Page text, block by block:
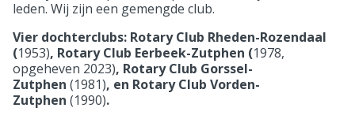
leden. Wij zijn een gemengde club.
Vier dochterclubs: Rotary Club Rheden-Rozendaal
(1953), Rotary Club Eerbeek-Zutphen (1978,
opgeheven 2023), Rotary Club Gorssel-
Zutphen (1981), en Rotary Club Vorden-
Zutphen (1990).